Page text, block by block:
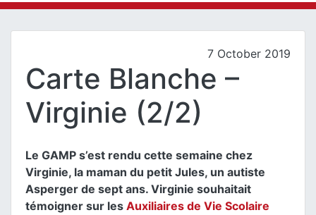
7 October 2019
Carte Blanche –
Virginie (2/2)
Le GAMP s’est rendu cette semaine chez
Virginie, la maman du petit Jules, un autiste
Asperger de sept ans. Virginie souhaitait
témoigner sur les Auxiliaires de Vie Scolaire